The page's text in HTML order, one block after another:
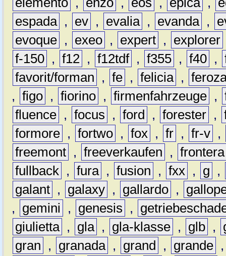
espada , ev , evalia , evanda ,
evoque , exeo , expert , explorer
f-150 , f12 , f12tdf , f355 , f40 ,
favorit/forman
, fe , felicia ,
, figo , fiorino , firmenfahrzeuge ,
fluence , focus , ford , forester ,
formore , fortwo , fox , fr , fr-v ,
freemont , freeverkaufen , frontera
fullback , fura , fusion , fxx , g
,
galant , galaxy , gallardo ,
,
gemini , genesis ,
giulietta , gla , gla-klasse , glb ,
gran
, granada , grand , grande